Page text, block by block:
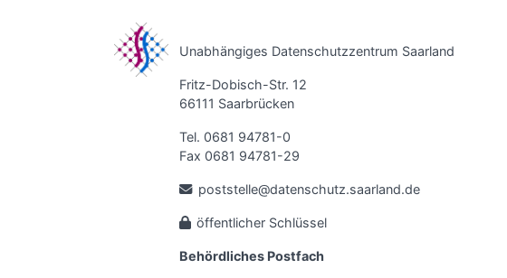
Unabhängiges Datenschutzzentrum Saarland
Fritz-Dobisch-Str. 12
66111 Saarbrücken
Tel. 0681 94781-0
Fax 0681 94781-29
poststelle@datenschutz.saarland.de
öffentlicher Schlüssel
Behördliches Postfach